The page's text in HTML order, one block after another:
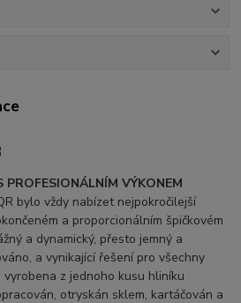
PROFESIONÁLNÍM VÝKONEM
bylo vždy nabízet nejpokročilejší
a proporcionálním špičkovém
a dynamický, přesto jemný a
a vynikající řešení pro všechny
z jednoho kusu hliníku
otryskán sklem, kartáčován a